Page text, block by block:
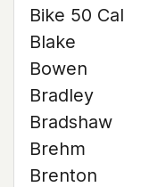
Bike 50 Cal
Blake
Bowen
Bradley
Bradshaw
Brehm
Brenton